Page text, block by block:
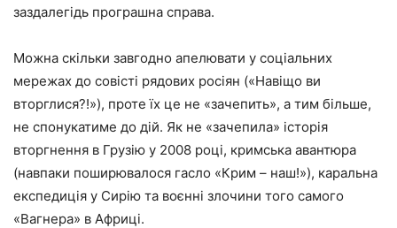
заздалегідь програшна справа.
Можна скільки завгодно апелювати у соціальних
мережах до совісті рядових росіян («Навіщо ви
вторглися?!»), проте їх це не «зачепить», а тим більше,
не спонукатиме до дій. Як не «зачепила» історія
вторгнення в Грузію у 2008 році, кримська авантюра
(навпаки поширювалося гасло «Крим – наш!»), каральна
експедиція у Сирію та воєнні злочини того самого
«Вагнера» в Африці.